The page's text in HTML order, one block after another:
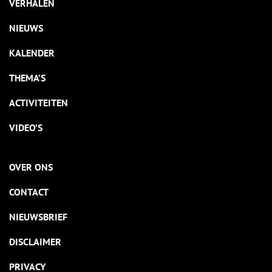
VERHALEN
NIEUWS
KALENDER
THEMA’S
ACTIVITEITEN
VIDEO’S
OVER ONS
CONTACT
NIEUWSBRIEF
DISCLAIMER
PRIVACY